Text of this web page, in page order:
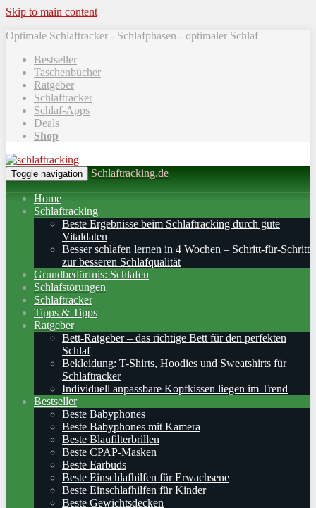
Skip to main content
Optimale Schlaftracker - Schlafphasen - optimaler Schlaf
Bestseller
Taschenbücher
Ratgeber
Schlaftracker
Schlaf-Apps
Deals
Shop
Toggle navigation Schlaftracking.de
Home
Schlaftracking
Beste Ergebnisse beim Schlaftracking durch gute
Vitaldaten
Besser schlafen lernen in 4 Wochen – Schritt‑für‑Schritt
zur besseren Schlafqualität
Grundbedürfnis: Schlafen
Schlafstörungen
Schlaftracker
Tipps & Tipps
Ratgeber
Bett-Ratgeber – das richtige Bett für den perfekten
Schlaf
Bekleidung: T-Shirts, Hoodies und Sweatshirts für
Schlaftracker
Individuell anpassbare Kopfkissen liegen im Trend
Bestseller
Beste Babyphones
Beste Babyphones mit Kamera
Beste Blaufilterbrillen
Beste CPAP-Masken
Beste Earbuds
Beste Einschlafhilfen für Erwachsene
Beste Einschlafhilfen für Kinder
Beste Gewichtsdecken